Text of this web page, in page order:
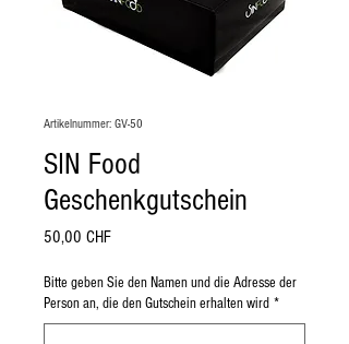
Artikelnummer: GV-50
SIN Food
Geschenkgutschein
50,00 CHFPreis
Bitte geben Sie den Namen und die Adresse der
Person an, die den Gutschein erhalten wird *